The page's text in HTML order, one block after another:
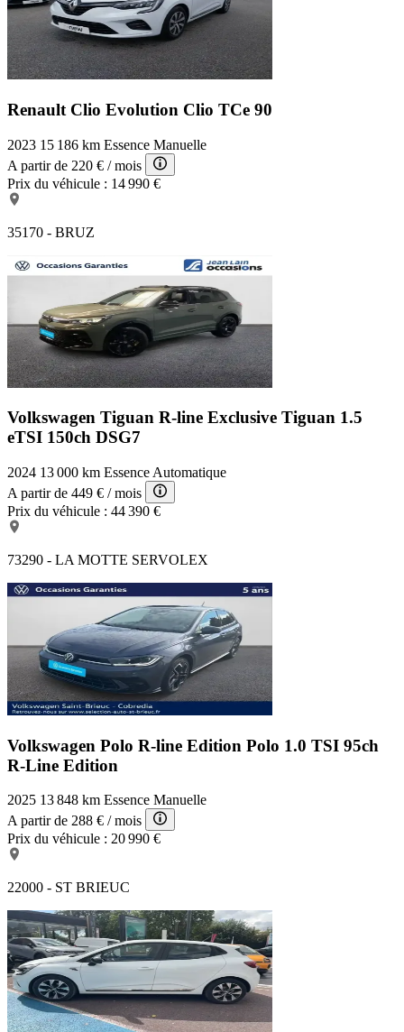
Renault Clio Evolution Clio TCe 90
2023 15 186 km Essence Manuelle
A partir de 220 € / mois
Prix du véhicule : 14 990 €
35170 - BRUZ
Volkswagen Tiguan R-line Exclusive Tiguan 1.5
eTSI 150ch DSG7
2024 13 000 km Essence Automatique
A partir de 449 € / mois
Prix du véhicule : 44 390 €
73290 - LA MOTTE SERVOLEX
Volkswagen Polo R-line Edition Polo 1.0 TSI 95ch
R-Line Edition
2025 13 848 km Essence Manuelle
A partir de 288 € / mois
Prix du véhicule : 20 990 €
22000 - ST BRIEUC